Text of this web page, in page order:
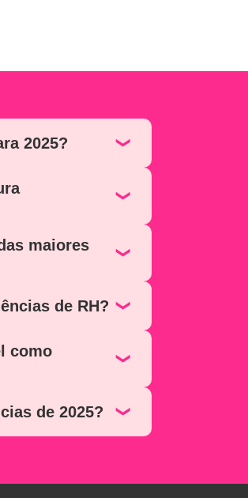
2025?
maiores
de RH?
como
de 2025?